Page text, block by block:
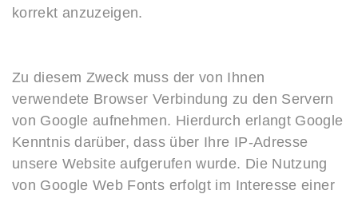
korrekt anzuzeigen.
Zu diesem Zweck muss der von Ihnen
verwendete Browser Verbindung zu den Servern
von Google aufnehmen. Hierdurch erlangt Google
Kenntnis darüber, dass über Ihre IP-Adresse
unsere Website aufgerufen wurde. Die Nutzung
von Google Web Fonts erfolgt im Interesse einer